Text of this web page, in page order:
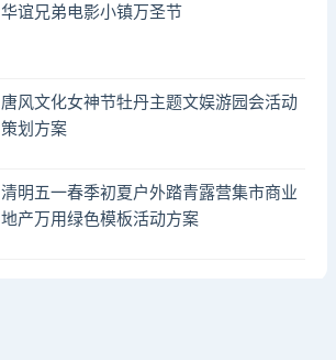
华谊兄弟电影小镇万圣节
唐风文化女神节牡丹主题文娱游园会活动
策划方案
清明五一春季初夏户外踏青露营集市商业
地产万用绿色模板活动方案